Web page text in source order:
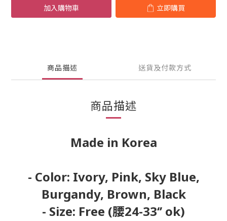
加入購物車 立即購買
商品描述 送貨及付款方式
商品描述
Made in Korea
- Color: Ivory, Pink, Sky Blue,
Burgandy, Brown, Black
- Size: Free (腰24-33‘’ ok)